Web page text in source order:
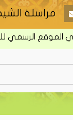
مراسلة
الرسمي للشيخ